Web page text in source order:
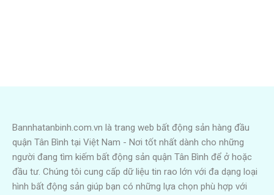
Bannhatanbinh.com.vn là trang web bất động sản hàng đầu
quận Tân Bình tại Việt Nam - Nơi tốt nhất dành cho những
người đang tìm kiếm bất động sản quận Tân Bình để ở hoặc
đầu tư. Chúng tôi cung cấp dữ liệu tin rao lớn với đa dạng loại
hình bất động sản giúp bạn có những lựa chọn phù hợp với